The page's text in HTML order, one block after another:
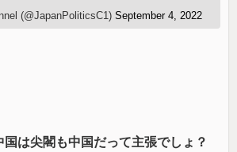
(@JapanPoliticsC1)September 4, 2022
尖閣も中国だって主張でしょ？